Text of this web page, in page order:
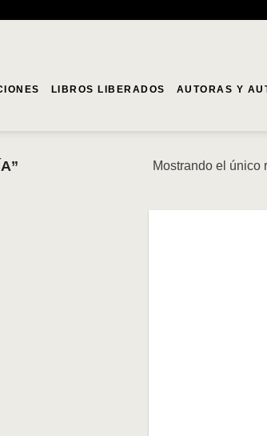
LIBROS LIBERADOS AUTORAS Y
Mostrando el único